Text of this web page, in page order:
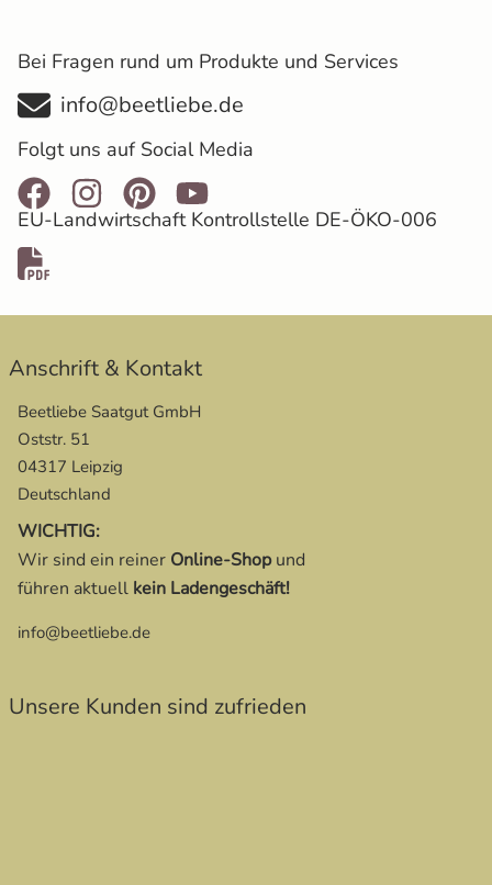
Bei Fragen rund um Produkte und Services
info@beetliebe.de
Folgt uns auf Social Media
EU-Landwirtschaft Kontrollstelle DE-ÖKO-006
Anschrift & Kontakt
Beetliebe Saatgut GmbH
Oststr. 51
04317 Leipzig
Deutschland
WICHTIG:
Wir sind ein reiner Online-Shopund
führen aktuell kein Ladengeschäft!
info@beetliebe.de
Unsere Kunden sind zufrieden